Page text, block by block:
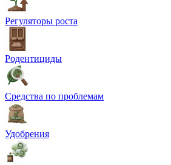
Регуляторы роста
Родентициды
Средства по проблемам
Удобрения